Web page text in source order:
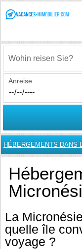
Wohin reisen Sie?
Anreise
HÉBERGEMENTS DANS
La
quelle île
voyage ?